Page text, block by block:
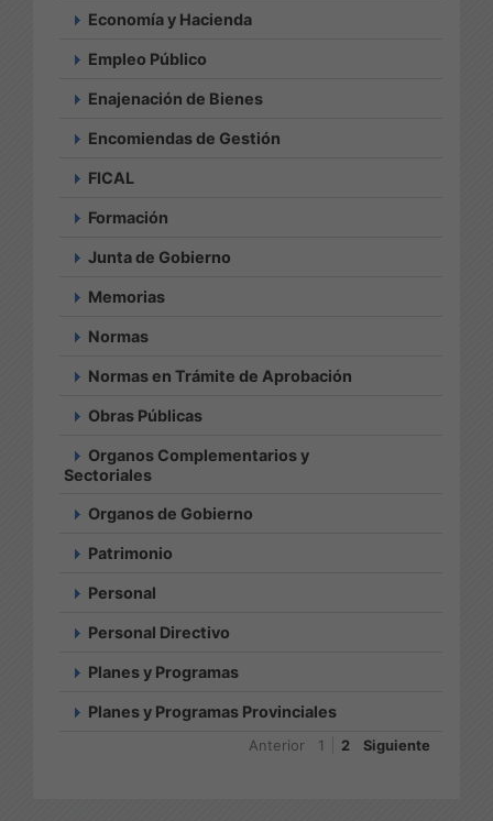
Economía y Hacienda
Empleo Público
Enajenación de Bienes
Encomiendas de Gestión
FICAL
Formación
Junta de Gobierno
Memorias
Normas
Normas en Trámite de Aprobación
Obras Públicas
Organos Complementarios y
Sectoriales
Organos de Gobierno
Patrimonio
Personal
Personal Directivo
Planes y Programas
Planes y Programas Provinciales
Anterior 1 2 Siguiente